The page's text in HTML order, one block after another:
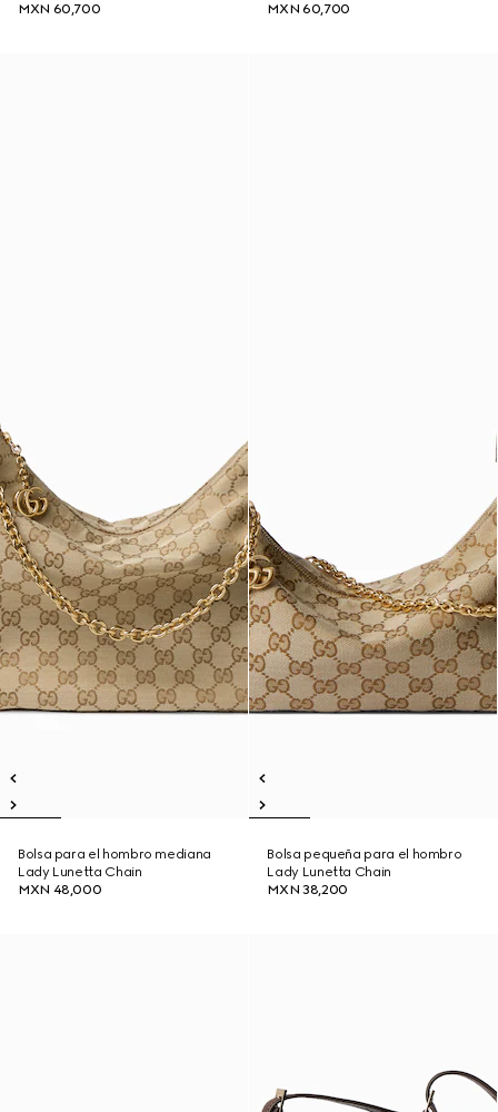
MXN 60,700
MXN 60,700
Bolsa para el hombro mediana
Lady Lunetta Chain
MXN 48,000
Bolsa pequeña para el hombro
Lady Lunetta Chain
MXN 38,200